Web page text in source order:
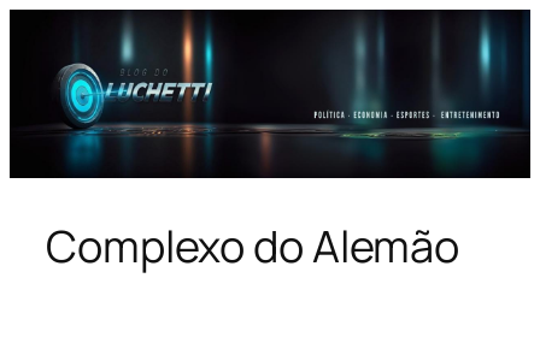
conteúdo
Complexo do Alemão